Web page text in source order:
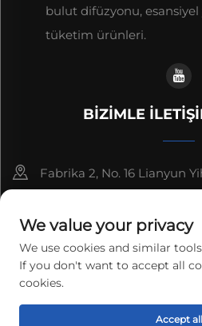
bulut difüzyonu, esansiyel
tüketim ürünleri.
BIZIMLE
Fabrika 2, No. 16 Lianyun
+86-
[email
Telif hakkı © 2025 cnus tech
We value your privacy
We use cookies and similar
If you don't want to accept all
cookies.
Accept all